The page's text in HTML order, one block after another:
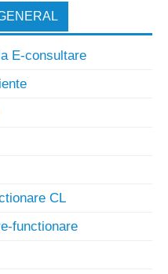
E-consultare
CL
functionare